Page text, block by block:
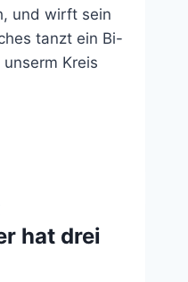
und wirft sein
tanzt ein Bi-
Kreis
hat drei